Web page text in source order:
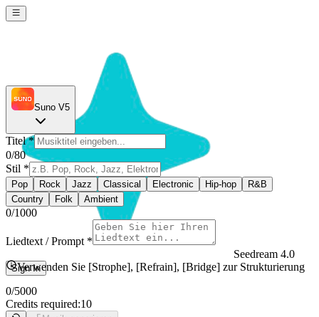
Seedream 4.0
Sign In
Suno V5
Titel*
0/80
Stil *
Pop Rock Jazz Classical Electronic Hip-hop
R&B
Country
Folk Ambient
0/1000
Liedtext / Prompt *
Verwenden Sie [Strophe], [Refrain], [Bridge] zur Strukturierung
0/5000
Credits required:10